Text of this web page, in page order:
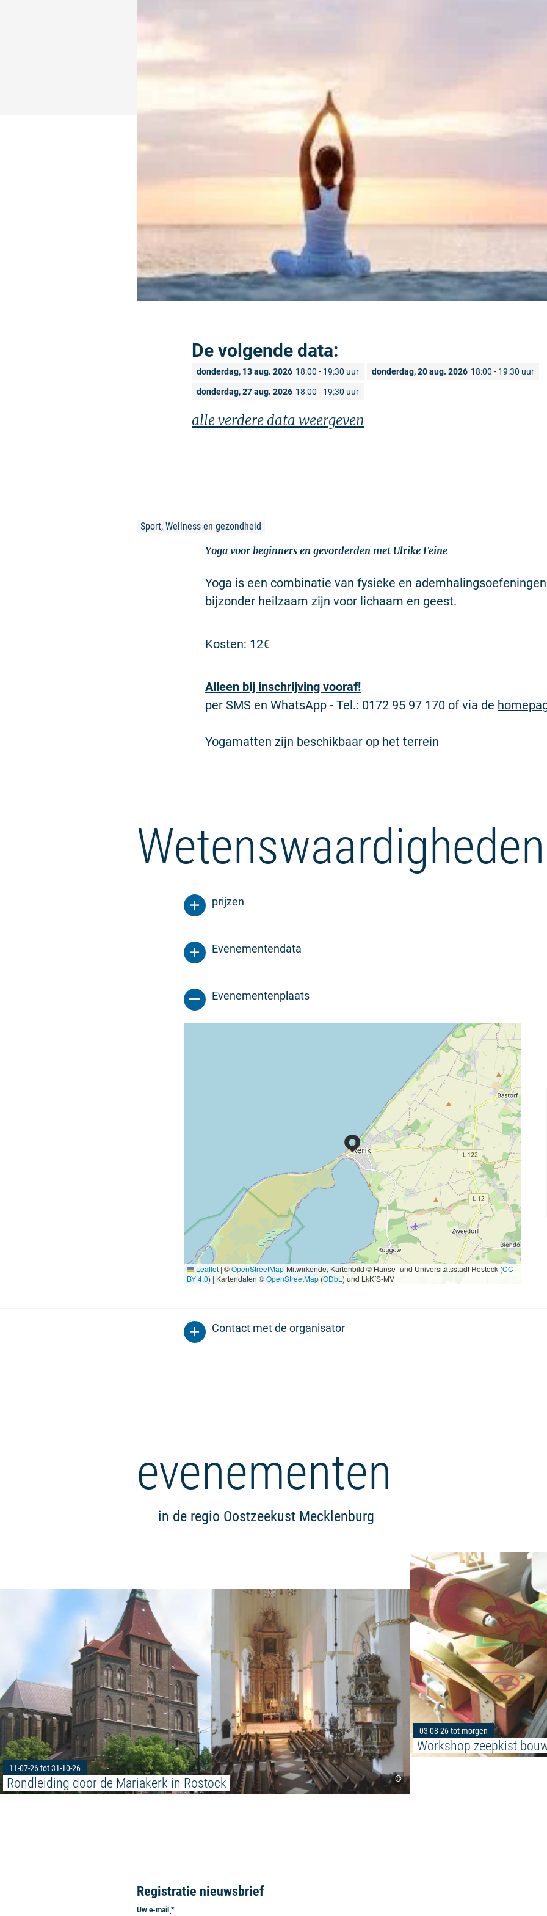
De volgende data:
donderdag, 13 aug. 2026 18:00 - 19:30 uur donderdag, 20 aug. 2026 18:00 - 19:30 uur
donderdag, 27 aug. 2026 18:00 - 19:30 uur
alle verdere data weergeven
Sport, Wellness en gezondheid
Yoga voor beginners en gevorderden met Ulrike Feine
Yoga is een combinatie van fysieke en
bijzonder heilzaam zijn voor lichaam en geest.
Kosten: 12€
Alleen bij inschrijving vooraf!
per SMS en WhatsApp - Tel.: 0172 95 97 170 of via de
Yogamatten zijn beschikbaar op het terrein
Wetenswaardigheden
prijzen
Evenementendata
Evenementenplaats
Leaflet | ©OpenStreetMap-Mitwirkende, Kartenbild © Hanse- und Universitätsstadt Rostock (CC
BY 4.0) | Kartendaten ©OpenStreetMap(ODbL ) und LkKfS-MV
Contact met de organisator
evenementen
in de regio Oostzeekust Mecklenburg
©
11-07-26 tot 31-10-26
Rondleiding door de Mariakerk in Rostock
Meer lezen: "Rondleiding door
03-08-26 tot morgen
Workshop zeepkist
Registratie nieuwsbrief
Uw e-mail *